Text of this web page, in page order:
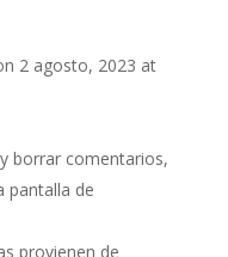
2 agosto, 2023 at
borrar comentarios,
pantalla de
provienen de